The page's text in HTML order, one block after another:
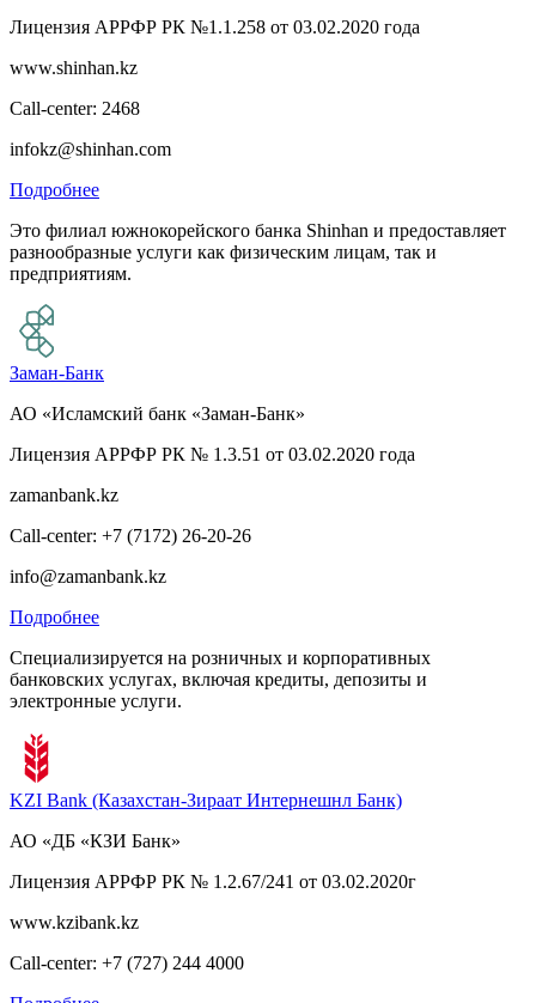
Лицензия АРРФР РК №1.1.258 от 03.02.2020 года
www.shinhan.kz
Call-center: 2468
infokz@shinhan.com
Подробнее
Это филиал южнокорейского банка Shinhan и предоставляет
разнообразные услуги как физическим лицам, так и
предприятиям.
Заман-Банк
АО «Исламский банк «Заман-Банк»
Лицензия АРРФР РК № 1.3.51 от 03.02.2020 года
zamanbank.kz
Call-center: +7 (7172) 26-20-26
info@zamanbank.kz
Подробнее
Специализируется на розничных и корпоративных
банковских услугах, включая кредиты, депозиты и
электронные услуги.
KZI Bank (Казахстан-Зираат Интернешнл Банк)
АО «ДБ «КЗИ Банк»
Лицензия АРРФР РК № 1.2.67/241 от 03.02.2020г
www.kzibank.kz
Call-center: +7 (727) 244 4000